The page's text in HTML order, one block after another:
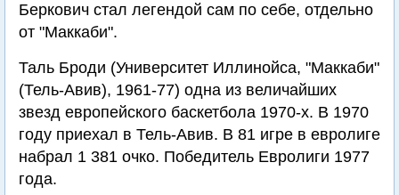
Беркович стал легендой сам по себе, отдельно
от "Маккаби".
Таль Броди (Университет Иллинойса, "Маккаби"
(Тель-Авив), 1961-77) одна из величайших
звезд европейского баскетбола 1970-х. В 1970
году приехал в Тель-Авив. В 81 игре в евролиге
набрал 1 381 очко. Победитель Евролиги 1977
года.